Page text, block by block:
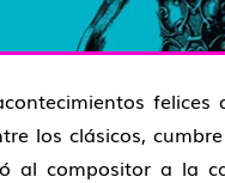
los clásicos,
al compositor a la